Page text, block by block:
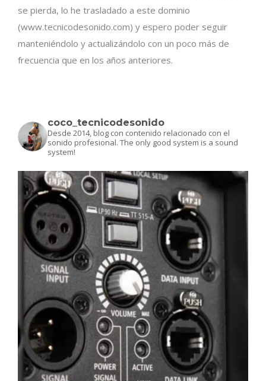
se pierda, lo he trasladado a este dominio
(www.tecnicodesonido.com) y espero poder seguir
manteniéndolo y actualizándolo con un poco más de
frecuencia que en los años anteriores.
coco_tecnicodesonido
Desde 2014, blog con contenido relacionado con el
sonido profesional. The only good system is a sound
system!